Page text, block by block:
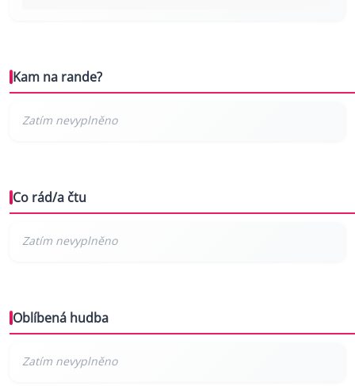
Kam na rande?
Co rád/a čtu
Oblíbená hudba